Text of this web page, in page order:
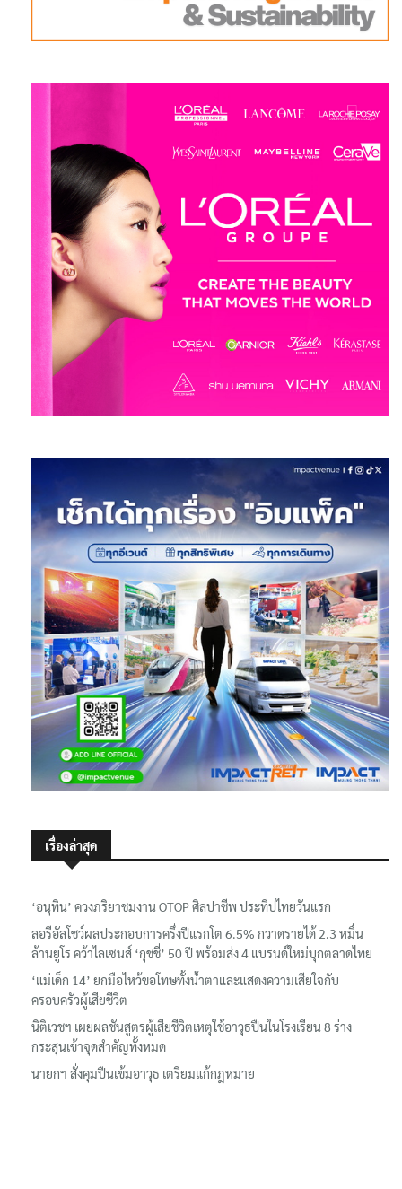
เรื่องล่าสุด
‘อนุทิน’ ควงภริยาชมงาน OTOP ศิลปาชีพ ประทีปไทยวันแรก
ลอรีอัลโชว์ผลประกอบการครึ่งปีแรกโต 6.5% กวาดรายได้ 2.3 หมื่น
ล้านยูโร คว้าไลเซนส์ ‘กุชชี่’ 50 ปี พร้อมส่ง 4 แบรนด์ใหม่บุกตลาดไทย
‘แม่เด็ก 14’ ยกมือไหว้ขอโทษทั้งน้ำตาและแสดงความเสียใจกับ
ครอบครัวผู้เสียชีวิต
นิติเวชฯ เผยผลชันสูตรผู้เสียชีวิตเหตุใช้อาวุธปืนในโรงเรียน 8 ร่าง
กระสุนเข้าจุดสำคัญทั้งหมด
นายกฯ สั่งคุมปืนเข้มอาวุธ เตรียมแก้กฎหมาย